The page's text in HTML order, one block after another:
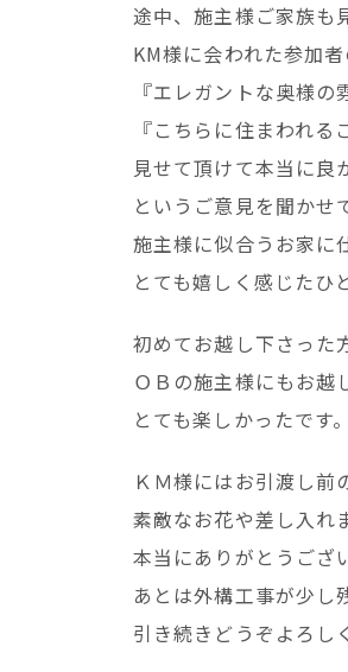
途中、施主様ご家族も
KM様に会われた参加者
『エレガントな奥様の
『こちらに住まわれる
見せて頂けて本当に良
というご意見を聞かせ
施主様に似合うお家に
とても嬉しく感じたひ
初めてお越し下さった
ＯＢの施主様にもお越
とても楽しかったです。
ＫＭ様にはお引渡し前
素敵なお花や差し入れ
本当にありがとうござ
あとは外構工事が少し
引き続きどうぞよろし